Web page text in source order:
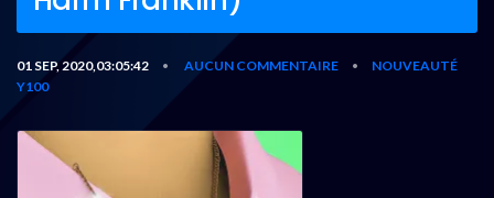
01 SEP, 2020,03:05:42 • AUCUN COMMENTAIRE •
NOUVEAUTÉ
Y100